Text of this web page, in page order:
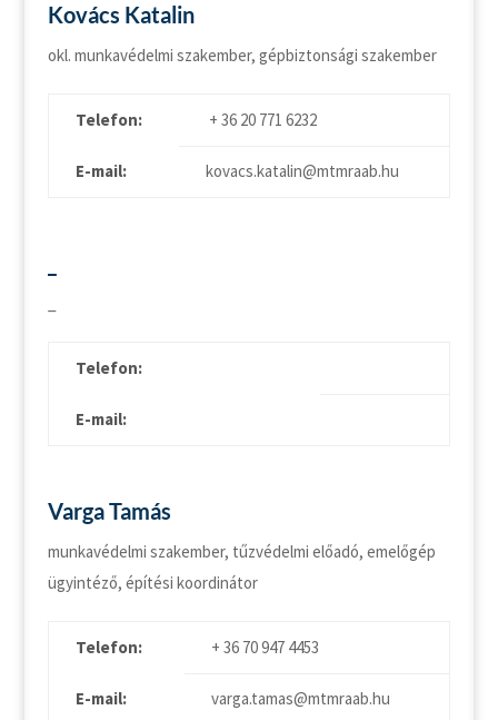
Kovács Katalin
okl. munkavédelmi szakember, gépbiztonsági szakember
Telefon: + 36 20 771 6232
E-mail: kovacs.katalin@mtmraab.hu
Telefon:
E-mail:
Varga Tamás
munkavédelmi szakember, tűzvédelmi előadó, emelőgép
ügyintéző, építési koordinátor
Telefon: + 36 70 947 4453
E-mail: varga.tamas@mtmraab.hu